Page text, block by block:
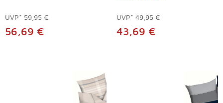
UVP* 59,95 €
56,69 €
UVP* 49,95 €
43,69 €